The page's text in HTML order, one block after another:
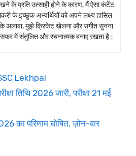
के प्रति उत्साही होने के कारण, मैं ऐसा कंटेंट
के इच्छुक अभ्यर्थियों को अपने लक्ष्य हासिल
अलावा, मुझे क्रिकेट खेलना और संगीत सुनना
में संतुलित और रचनात्मक बनाए रखता है।
Lekhpal
तिथि 2026 जारी, परीक्षा 21 मई
का परिणाम घोषित, ज़ोन-वार